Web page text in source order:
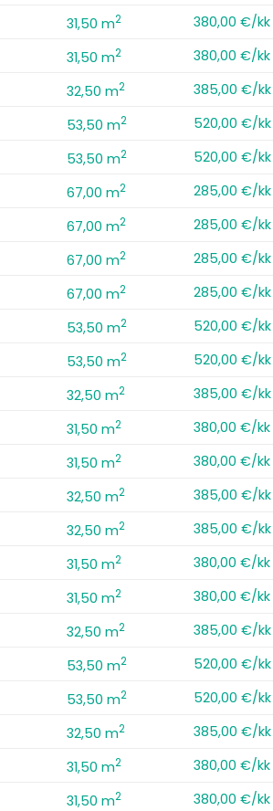
31,50 m2
380,00 €/kk
31,50 m2
380,00 €/kk
32,50 m2
385,00 €/kk
53,50 m2
520,00 €/kk
53,50 m2
520,00 €/kk
67,00 m2
285,00 €/kk
67,00 m2
285,00 €/kk
67,00 m2
285,00 €/kk
67,00 m2
285,00 €/kk
53,50 m2
520,00 €/kk
53,50 m2
520,00 €/kk
32,50 m2
385,00 €/kk
31,50 m2
380,00 €/kk
31,50 m2
380,00 €/kk
32,50 m2
385,00 €/kk
32,50 m2
385,00 €/kk
31,50 m2
380,00 €/kk
31,50 m2
380,00 €/kk
32,50 m2
385,00 €/kk
53,50 m2
520,00 €/kk
53,50 m2
520,00 €/kk
32,50 m2
385,00 €/kk
31,50 m2
380,00 €/kk
31,50 m2
380,00 €/kk